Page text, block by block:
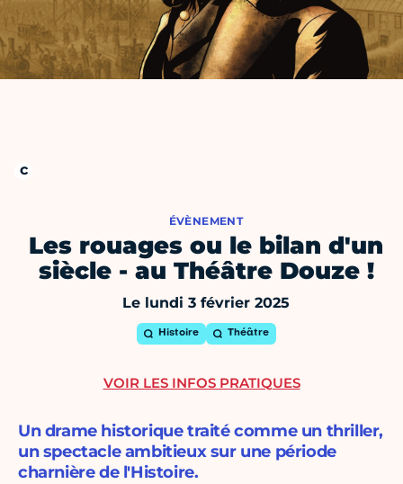
ÉVÈNEMENT
Les rouages ou le bilan d'un
siècle - au Théâtre Douze !
Le lundi 3 février 2025
Histoire Théâtre
Un drame historique traité comme un thriller,
un spectacle ambitieux sur une période
charnière de l'Histoire.
VOIR LES INFOS PRATIQUES